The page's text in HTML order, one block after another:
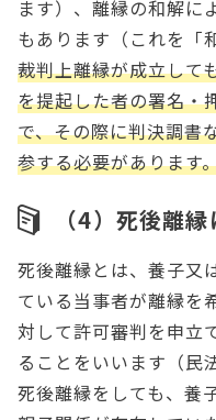
ます）、離縁の和解に
もあります（これを「
裁判上離縁が成立して
を提起した者の署名・
で、その際に判決調書
参する必要があります
（4）死後離
死後離縁とは、養子又
ている当事者が離縁を
対して許可審判を申立
ることをいいます（民
死後離縁をしても、養